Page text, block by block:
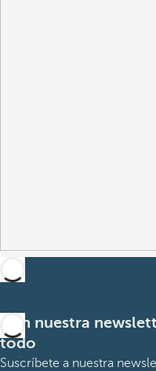
Con nuestra
todo
Suscríbete a nuestra